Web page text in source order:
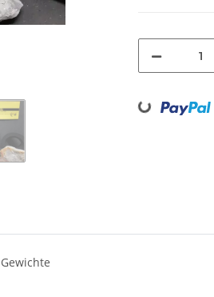
Loading...